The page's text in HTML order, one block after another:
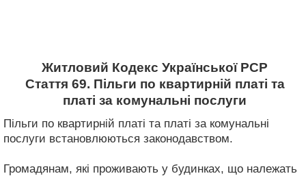
Житловий Кодекс Української РСР
Стаття 69. Пільги по квартирній платі та
платі за комунальні послуги
Пільги по квартирній платі та платі за комунальні
послуги встановлюються законодавством.
Громадянам, які проживають у будинках, що належать